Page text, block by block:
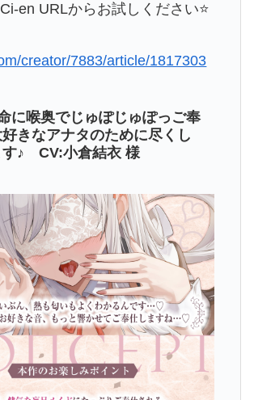
en URLからお試しください⭐
creator/7883/article/1817303
に喉奥でじゅぽじゅぽっご奉
きなアナタのために尽くし
す♪ CV:小倉結衣 様